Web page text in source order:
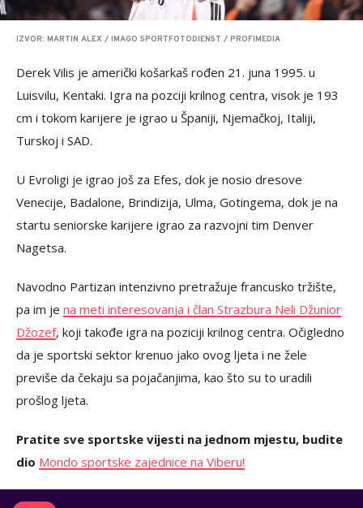
IZVOR: MARTIN ALEX / IMAGO SPORTFOTODIENST / PROFIMEDIA
Derek Vilis je američki košarkaš rođen 21. juna 1995. u
Luisvilu, Kentaki. Igra na pozciji krilnog centra, visok je 193
cm i tokom karijere je igrao u Španiji, Njemačkoj, Italiji,
Turskoj i SAD.
U Evroligi je igrao još za Efes, dok je nosio dresove
Venecije, Badalone, Brindizija, Ulma, Gotingema, dok je na
startu seniorske karijere igrao za razvojni tim Denver
Nagetsa.
Navodno Partizan intenzivno pretražuje francusko tržište,
pa im je na meti interesovanja i član Strazbura Neli Džunior
Džozef, koji takođe igra na poziciji krilnog centra. Očigledno
da je sportski sektor krenuo jako ovog ljeta i ne žele
previše da čekaju sa pojačanjima, kao što su to uradili
prošlog ljeta.
Pratite sve sportske vijesti na jednom mjestu, budite
dio Mondo sportske zajednice na Viberu!